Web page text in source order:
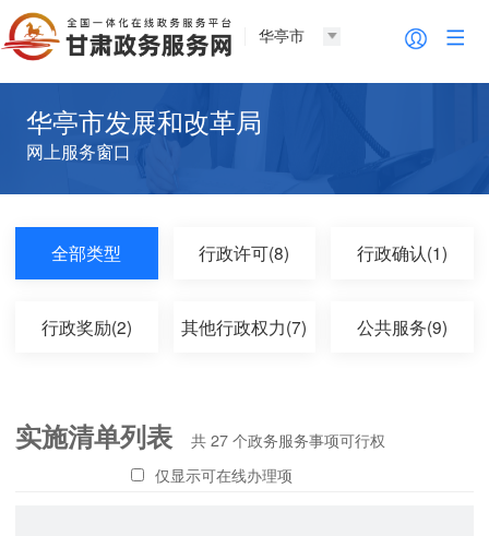
华亭市
华亭市发展和改革局
网上服务窗口
全部类型 行政许可(8) 行政确认(1)
行政奖励(2) 其他行政权力(7) 公共服务(9)
实施清单列表 共27 个政务服务事项可行权
仅显示可在线办理项